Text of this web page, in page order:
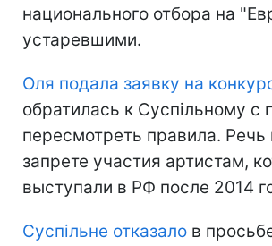
национального отбора на
устаревшими.
Оля подала заявку на
обратилась к Суспільному с
пересмотреть правила. Речь
запрете участия артистам,
выступали в РФ после 2014
Суспільне отказало в